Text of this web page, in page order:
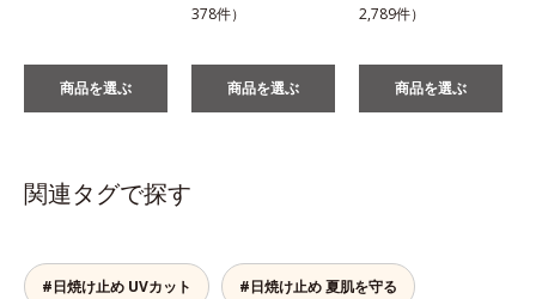
商品を選ぶ
378件）
商品を選ぶ
2,789件）
商品を選ぶ
関連タグで探す
#日焼け止め UVカット #日焼け止め 夏肌を守る